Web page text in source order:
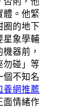
體。他緊
圈的地下
星象學輔
器前，
勿碰」等
個不知名
養網推薦
面情緒作